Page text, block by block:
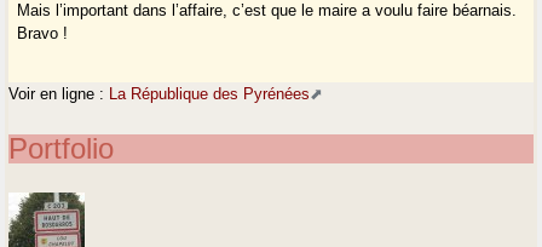
Mais l’important dans l’affaire, c’est que le maire a voulu faire béarnais.
Bravo !
Voir en ligne : La République des Pyrénées
Portfolio